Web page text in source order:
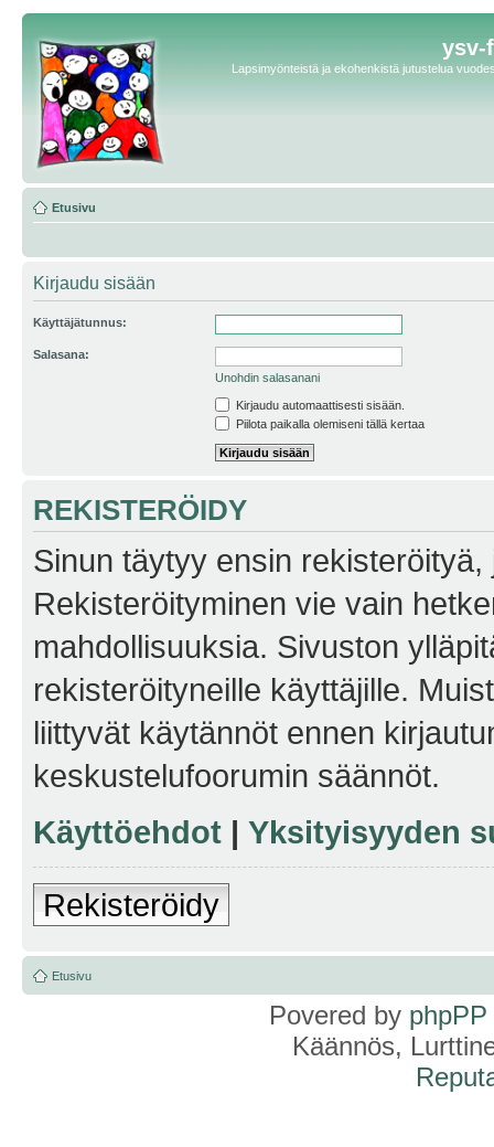
ysv-
Lapsimyönteistä ja ekohenkistä jutustelua
Etusivu
Kirjaudu sisään
Käyttäjätunnus:
Salasana:
Unohdin salasanani
Kirjaudu automaattisesti sisään.
Piilota paikalla olemiseni tällä kertaa
REKISTERÖIDY
Sinun täytyy ensin
Rekisteröityminen vie vain
mahdollisuuksia. Sivuston
rekisteröityneille käyttäjille.
liittyvät käytännöt ennen
keskustelufoorumin säännöt.
Käyttöehdot | Yksityisyyden
Rekisteröidy
Etusivu
Povered by phpPP
Käännös,